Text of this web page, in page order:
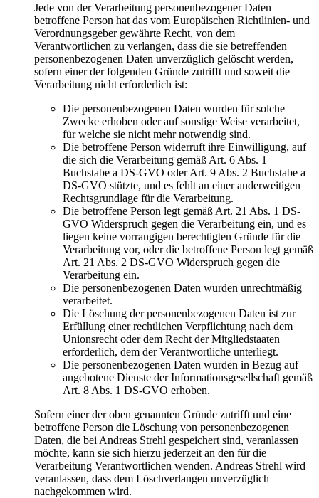
Jede von der Verarbeitung personenbezogener Daten
betroffene Person hat das vom Europäischen Richtlinien- und
Verordnungsgeber gewährte Recht, von dem
Verantwortlichen zu verlangen, dass die sie betreffenden
personenbezogenen Daten unverzüglich gelöscht werden,
sofern einer der folgenden Gründe zutrifft und soweit die
Verarbeitung nicht erforderlich ist:
Die personenbezogenen Daten wurden für solche
Zwecke erhoben oder auf sonstige Weise verarbeitet,
für welche sie nicht mehr notwendig sind.
Die betroffene Person widerruft ihre Einwilligung, auf
die sich die Verarbeitung gemäß Art. 6 Abs. 1
Buchstabe a DS-GVO oder Art. 9 Abs. 2 Buchstabe a
DS-GVO stützte, und es fehlt an einer anderweitigen
Rechtsgrundlage für die Verarbeitung.
Die betroffene Person legt gemäß Art. 21 Abs. 1 DS-
GVO Widerspruch gegen die Verarbeitung ein, und es
liegen keine vorrangigen berechtigten Gründe für die
Verarbeitung vor, oder die betroffene Person legt gemäß
Art. 21 Abs. 2 DS-GVO Widerspruch gegen die
Verarbeitung ein.
Die personenbezogenen Daten wurden unrechtmäßig
verarbeitet.
Die Löschung der personenbezogenen Daten ist zur
Erfüllung einer rechtlichen Verpflichtung nach dem
Unionsrecht oder dem Recht der Mitgliedstaaten
erforderlich, dem der Verantwortliche unterliegt.
Die personenbezogenen Daten wurden in Bezug auf
angebotene Dienste der Informationsgesellschaft gemäß
Art. 8 Abs. 1 DS-GVO erhoben.
Sofern einer der oben genannten Gründe zutrifft und eine
betroffene Person die Löschung von personenbezogenen
Daten, die bei Andreas Strehl gespeichert sind, veranlassen
möchte, kann sie sich hierzu jederzeit an den für die
Verarbeitung Verantwortlichen wenden. Andreas Strehl wird
veranlassen, dass dem Löschverlangen unverzüglich
nachgekommen wird.